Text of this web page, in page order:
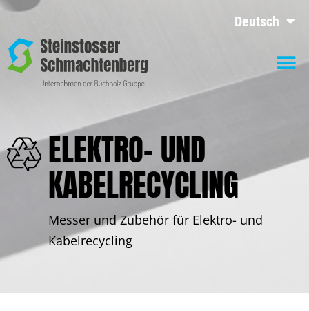
Deutsch
ELEKTRO- UND
KABELRECYCLING
Messer und Zubehör für Elektro- und
Kabelrecycling